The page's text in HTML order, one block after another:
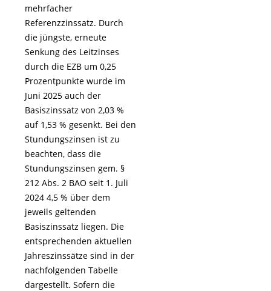
mehrfacher
Referenzzinssatz. Durch
die jüngste, erneute
Senkung des Leitzinses
durch die EZB um 0,25
Prozentpunkte wurde im
Juni 2025 auch der
Basiszinssatz von 2,03 %
auf 1,53 % gesenkt. Bei den
Stundungszinsen ist zu
beachten, dass die
Stundungszinsen gem. §
212 Abs. 2 BAO seit 1. Juli
2024 4,5 % über dem
jeweils geltenden
Basiszinssatz liegen. Die
entsprechenden aktuellen
Jahreszinssätze sind in der
nachfolgenden Tabelle
dargestellt. Sofern die